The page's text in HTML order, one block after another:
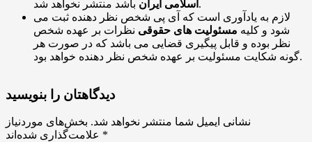
اسلامی ایران باشد منتشر نخواهد شد.
لازم به یادآوری است که آی پی شخص نظر دهنده ثبت می
شود و کلیه مسئولیت های حقوقی نظرات بر عهده شخص
نظر بوده و قابل پیگیری قضایی می باشد که در صورت هر
گونه شکایت مسئولیت بر عهده شخص نظر دهنده خواهد بود.
دیدگاهتان را بنویسید
نشانی ایمیل شما منتشر نخواهد شد. بخش‌های موردنیاز
*